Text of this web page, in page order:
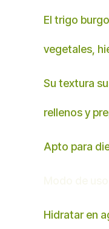
El trigo
vegetales,
Su textura
rellenos y
Apto para
Hidratar en